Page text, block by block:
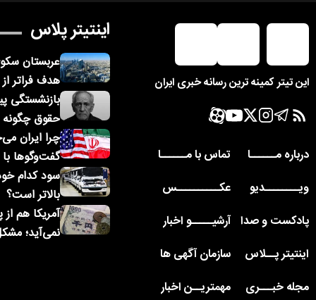
این تیتر کمینه ترین رسانه خبری ایران
درباره مــــــا
تماس با مــــــا
ویــــــــدیو
عکــــــــــس
پادکست و صدا آرشیـــــو اخبار
اینتیتر پــلاس
سازمان آگهی ها
مجله خبـــری
مهمتریــن اخبار
اینتیتر پلاس
عربستان
هدف فراتر
بازنشستگی
حقوق
چرا ایران
گفت‌وگوها با
سود کدام
بالاتر است؟
آمریکا هم
نمی‌آید؛